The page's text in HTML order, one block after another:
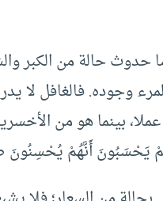
حدوث حالة من الكبر
وجوده. فالغافل لا
بينما هو من
يَحْسَبُونَ أَنَّهُمْ يُحْسِنُونَ صُنْعًا}